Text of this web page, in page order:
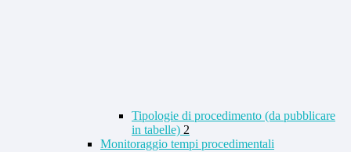
Tipologie di procedimento (da pubblicare
in tabelle) 2
Monitoraggio tempi procedimentali